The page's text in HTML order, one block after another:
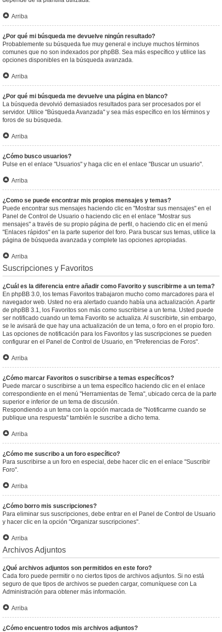
Arriba
¿Por qué mi búsqueda me devuelve ningún resultado?
Probablemente su búsqueda fue muy general e incluye muchos términos
comunes que no son indexados por phpBB. Sea más específico y utilice las
opciones disponibles en la búsqueda avanzada.
Arriba
¿Por qué mi búsqueda me devuelve una página en blanco?
La búsqueda devolvió demasiados resultados para ser procesados por el
servidor. Utilice "Búsqueda Avanzada" y sea más específico en los términos y
foros de su búsqueda.
Arriba
¿Cómo busco usuarios?
Pulse en el enlace "Usuarios" y haga clic en el enlace "Buscar un usuario".
Arriba
¿Como se puede encontrar mis propios mensajes y temas?
Puede encontrar sus mensajes haciendo clic en "Mostrar sus mensajes" en el
Panel de Control de Usuario o haciendo clic en el enlace "Mostrar sus
mensajes" a través de su propio página de perfil, o haciendo clic en el menú
"Enlaces rápidos" en la parte superior del foro. Para buscar sus temas, utilice la
página de búsqueda avanzada y complete las opciones apropiadas.
Arriba
Suscripciones y Favoritos
¿Cuál es la diferencia entre añadir como Favorito y suscribirme a un tema?
En phpBB 3.0, los temas Favoritos trabajaron mucho como marcadores para el
navegador web. Usted no era alertado cuando había una actualización. A partir
de phpBB 3.1, los Favoritos son más como suscribirse a un tema. Usted puede
ser notificado cuando un tema Favorito se actualiza. Al suscribirte, sin embargo,
se le avisará de que hay una actualización de un tema, o foro en el propio foro.
Las opciones de notificación para los Favoritos y las suscripciones se pueden
configurar en el Panel de Control de Usuario, en "Preferencias de Foros".
Arriba
¿Cómo marcar Favoritos o suscribirse a temas específicos?
Puede marcar o suscribirse a un tema específico haciendo clic en el enlace
correspondiente en el menú "Herramientas de Tema", ubicado cerca de la parte
superior e inferior de un tema de discusión.
Respondiendo a un tema con la opción marcada de "Notificarme cuando se
publique una respuesta" también le suscribe a dicho tema.
Arriba
¿Cómo me suscribo a un foro específico?
Para suscribirse a un foro en especial, debe hacer clic en el enlace "Suscribir
Foro".
Arriba
¿Cómo borro mis suscripciones?
Para eliminar sus suscripciones, debe entrar en el Panel de Control de Usuario
y hacer clic en la opción "Organizar suscripciones".
Arriba
Archivos Adjuntos
¿Qué archivos adjuntos son permitidos en este foro?
Cada foro puede permitir o no ciertos tipos de archivos adjuntos. Si no está
seguro de que tipos de archivos se pueden cargar, comuníquese con La
Administración para obtener más información.
Arriba
¿Cómo encuentro todos mis archivos adjuntos?